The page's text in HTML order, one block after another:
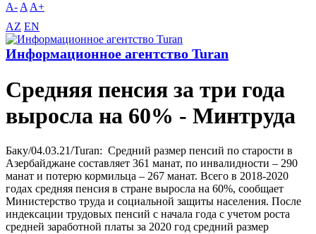
A- A A+
AZ EN
Информационное агентство Turan
Средняя пенсия за три года
выросла на 60% - Минтруда
Баку/04.03.21/Turan: Средний размер пенсий по старости в
Азербайджане составляет 361 манат, по инвалидности – 290
манат и потерю кормильца – 267 манат. Всего в 2018-2020
годах средняя пенсия в стране выросла на 60%, сообщает
Министерство труда и социальной защиты населения. После
индексации трудовых пенсий с начала года с учетом роста
средней заработной платы за 2020 год средний размер